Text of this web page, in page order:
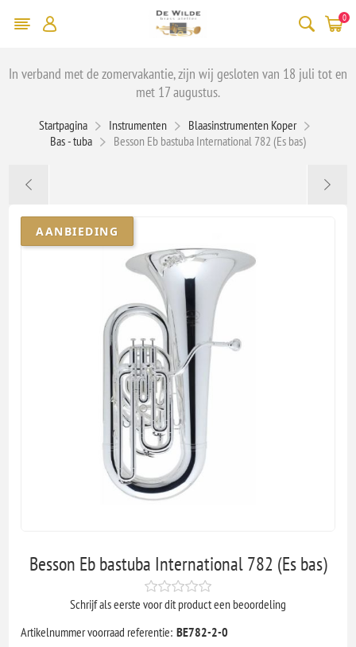
0
In verband met de zomervakantie, zijn wij gesloten van 18 juli tot en
met 17 augustus.
Startpagina Instrumenten
Blaasinstrumenten Koper
Bas - tuba
Besson Eb bastuba International 782 (Es bas)
AANBIEDING
Besson Eb bastuba International 782 (Es bas)
Schrijf als eerste voor dit product een beoordeling
Artikelnummer voorraad referentie: BE782-2-0